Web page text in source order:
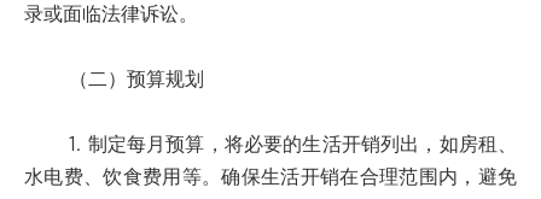
录或面临法律诉讼。
（二）预算规划
1. 制定每月预算，将必要的生活开销列出，如房租、
水电费、饮食费用等。确保生活开销在合理范围内，避免